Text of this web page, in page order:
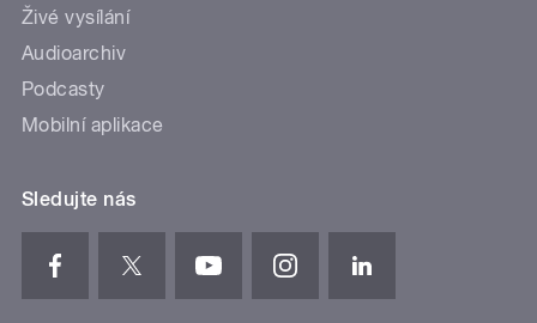
Živé vysílání
Audioarchiv
Podcasty
Mobilní aplikace
Sledujte nás